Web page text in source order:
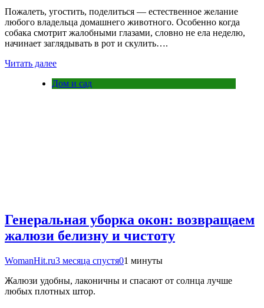
Пожалеть, угостить, поделиться — естественное желание
любого владельца домашнего животного. Особенно когда
собака смотрит жалобными глазами, словно не ела неделю,
начинает заглядывать в рот и скулить….
Читать далее
Дом и сад
Генеральная уборка окон: возвращаем
жалюзи белизну и чистоту
WomanHit.ru3 месяца спустя01 минуты
Жалюзи удобны, лаконичны и спасают от солнца лучше
любых плотных штор.